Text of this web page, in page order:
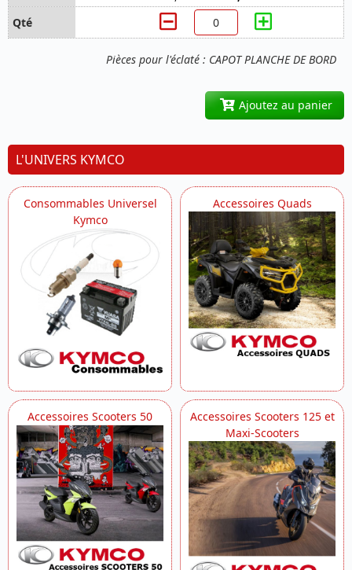
Pièces pour l'éclaté : CAPOT PLANCHE DE BORD
Ajoutez au panier
L'UNIVERS KYMCO
Consommables Universel
Kymco
Accessoires Quads
Accessoires Scooters 50
Accessoires Scooters 125 et
Maxi-Scooters